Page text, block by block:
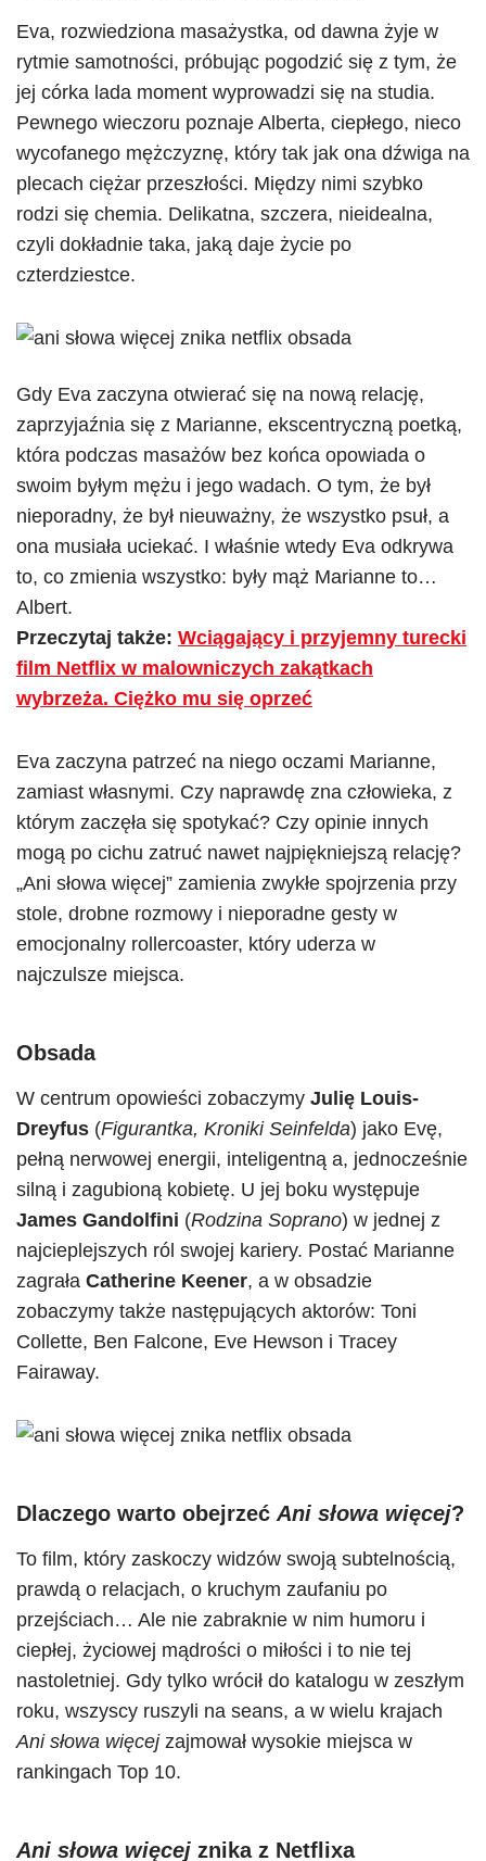
Eva, rozwiedziona masażystka, od dawna żyje w
rytmie samotności, próbując pogodzić się z tym, że
jej córka lada moment wyprowadzi się na studia.
Pewnego wieczoru poznaje Alberta, ciepłego, nieco
wycofanego mężczyznę, który tak jak ona dźwiga na
plecach ciężar przeszłości. Między nimi szybko
rodzi się chemia. Delikatna, szczera, nieidealna,
czyli dokładnie taka, jaką daje życie po
czterdziestce.
Gdy Eva zaczyna otwierać się na nową relację,
zaprzyjaźnia się z Marianne, ekscentryczną poetką,
która podczas masażów bez końca opowiada o
swoim byłym mężu i jego wadach. O tym, że był
nieporadny, że był nieuważny, że wszystko psuł, a
ona musiała uciekać. I właśnie wtedy Eva odkrywa
to, co zmienia wszystko: były mąż Marianne to…
Albert.
Przeczytaj także: Wciągający i przyjemny turecki
film Netflix w malowniczych zakątkach
wybrzeża. Ciężko mu się oprzeć
Eva zaczyna patrzeć na niego oczami Marianne,
zamiast własnymi. Czy naprawdę zna człowieka, z
którym zaczęła się spotykać? Czy opinie innych
mogą po cichu zatruć nawet najpiękniejszą relację?
„Ani słowa więcej” zamienia zwykłe spojrzenia przy
stole, drobne rozmowy i nieporadne gesty w
emocjonalny rollercoaster, który uderza w
najczulsze miejsca.
Obsada
W centrum opowieści zobaczymy Julię Louis-
Dreyfus (Figurantka, Kroniki Seinfelda) jako Evę,
pełną nerwowej energii, inteligentną a, jednocześnie
silną i zagubioną kobietę. U jej boku występuje
James Gandolfini (Rodzina Soprano) w jednej z
najcieplejszych ról swojej kariery. Postać Marianne
zagrała Catherine Keener, a w obsadzie
zobaczymy także następujących aktorów: Toni
Collette, Ben Falcone, Eve Hewson i Tracey
Fairaway.
Dlaczego warto obejrzeć Ani słowa więcej?
To film, który zaskoczy widzów swoją subtelnością,
prawdą o relacjach, o kruchym zaufaniu po
przejściach… Ale nie zabraknie w nim humoru i
ciepłej, życiowej mądrości o miłości i to nie tej
nastoletniej. Gdy tylko wrócił do katalogu w zeszłym
roku, wszyscy ruszyli na seans, a w wielu krajach
Ani słowa więcej zajmował wysokie miejsca w
rankingach Top 10.
Ani słowa więcej znika z Netflixa